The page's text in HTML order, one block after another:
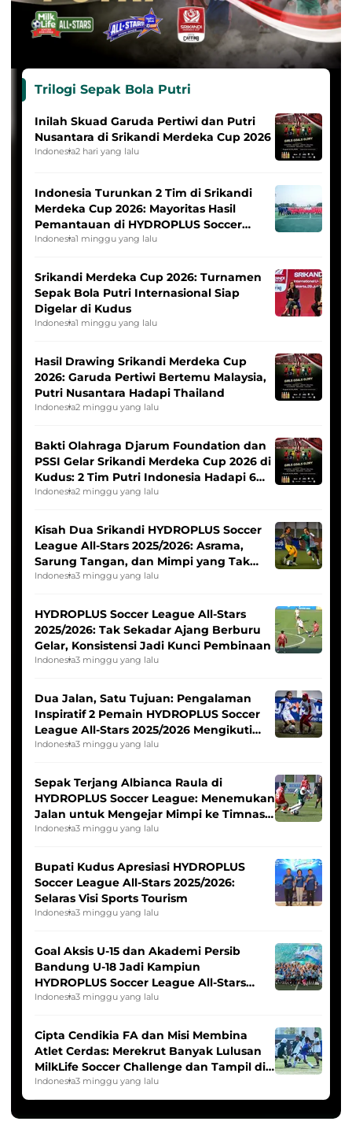
Trilogi Sepak Bola Putri
Inilah Skuad Garuda Pertiwi dan Putri
Nusantara di Srikandi Merdeka Cup 2026
Indonesia2 hari yang lalu
Indonesia Turunkan 2 Tim di Srikandi
Merdeka Cup 2026: Mayoritas Hasil
Pemantauan di HYDROPLUS Soccer
League
Indonesia1 minggu yang lalu
Srikandi Merdeka Cup 2026: Turnamen
Sepak Bola Putri Internasional Siap
Digelar di Kudus
Indonesia1 minggu yang lalu
Hasil Drawing Srikandi Merdeka Cup
2026: Garuda Pertiwi Bertemu Malaysia,
Putri Nusantara Hadapi Thailand
Indonesia2 minggu yang lalu
Bakti Olahraga Djarum Foundation dan
PSSI Gelar Srikandi Merdeka Cup 2026 di
Kudus: 2 Tim Putri Indonesia Hadapi 6
Tim Asia
Indonesia2 minggu yang lalu
Kisah Dua Srikandi HYDROPLUS Soccer
League All-Stars 2025/2026: Asrama,
Sarung Tangan, dan Mimpi yang Tak
Pernah Padam
Indonesia3 minggu yang lalu
HYDROPLUS Soccer League All-Stars
2025/2026: Tak Sekadar Ajang Berburu
Gelar, Konsistensi Jadi Kunci Pembinaan
Indonesia3 minggu yang lalu
Dua Jalan, Satu Tujuan: Pengalaman
Inspiratif 2 Pemain HYDROPLUS Soccer
League All-Stars 2025/2026 Mengikuti
Seleksi Timnas Indonesia Putri
Indonesia3 minggu yang lalu
Sepak Terjang Albianca Raula di
HYDROPLUS Soccer League: Menemukan
Jalan untuk Mengejar Mimpi ke Timnas
Indonesia Putri
Indonesia3 minggu yang lalu
Bupati Kudus Apresiasi HYDROPLUS
Soccer League All-Stars 2025/2026:
Selaras Visi Sports Tourism
Indonesia3 minggu yang lalu
Goal Aksis U-15 dan Akademi Persib
Bandung U-18 Jadi Kampiun
HYDROPLUS Soccer League All-Stars
2025/2026
Indonesia3 minggu yang lalu
Cipta Cendikia FA dan Misi Membina
Atlet Cerdas: Merekrut Banyak Lulusan
MilkLife Soccer Challenge dan Tampil di
HYDROPLUS Soccer League
Indonesia3 minggu yang lalu